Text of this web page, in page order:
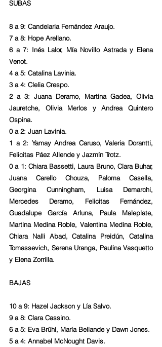
SUBAS
8 a 9: Candelaria Fernández Araujo.
7 a 8: Hope Arellano.
6 a 7: Inés Lalor, Mía Novillo Astrada y Elena
Venot.
4 a 5: Catalina Lavinia.
3 a 4: Clelia Crespo.
2 a 3: Juana Deramo, Martina Gadea, Olivia
Jauretche, Olivia Merlos y Andrea Quintero
Ospina.
0 a 2: Juan Lavinia.
1 a 2: Yamay Andrea Caruso, Valeria Dorantti,
Felicitas Páez Allende y Jazmín Trotz.
0 a 1: Chiara Bassetti, Laura Bruno, Clara Buhar,
Juana Carello Chouza, Paloma Casella,
Georgina Cunningham, Luisa Demarchi,
Mercedes Deramo, Felicitas Fernández,
Guadalupe García Arluna, Paula Maleplate,
Martina Medina Roble, Valentina Medina Roble,
Chiara Nalli Abad, Catalina Preidún, Catalina
Tomassevich, Serena Uranga, Paulina Vasquetto
y Elena Zorrilla.
BAJAS
10 a 9: Hazel Jackson y Lía Salvo.
9 a 8: Clara Cassino.
6 a 5: Eva Brühl, María Bellande y Dawn Jones.
5 a 4: Annabel McNought Davis.